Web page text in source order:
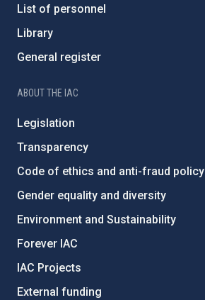
List of personnel
Library
General register
ABOUT THE IAC
Legislation
Transparency
Code of ethics and anti-fraud policy
Gender equality and diversity
Environment and Sustainability
Forever IAC
IAC Projects
External funding